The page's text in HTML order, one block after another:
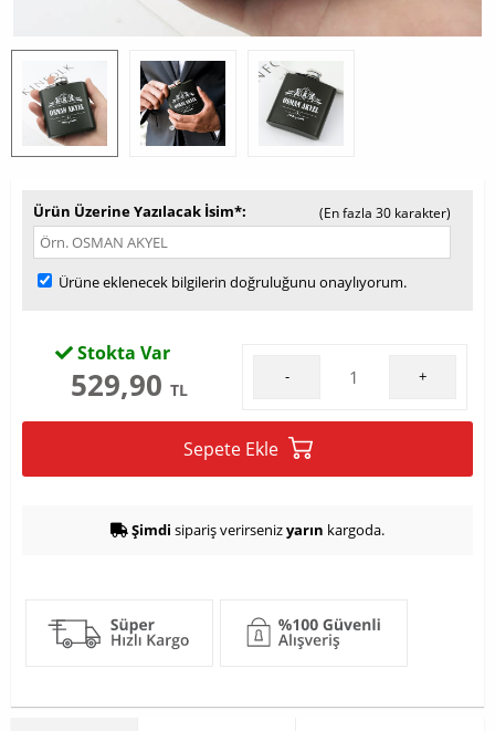
Ürün Üzerine Yazılacak İsim* (En fazla 30 karakter)
Ürüne eklenecek bilgilerin doğruluğunu onaylıyorum.
Stokta Var
529,90 TL
- +
Sepete Ekle
Şimdi sipariş verirsenizyarın kargoda.